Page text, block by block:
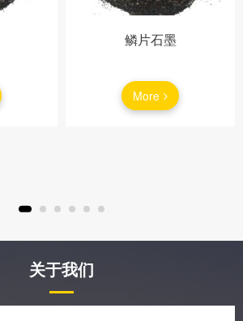
鳞片石墨
More
关于我们